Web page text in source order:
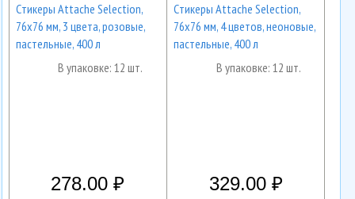
Cтикеры Attache Selection,
76х76 мм, 3 цвета, розовые,
пастельные, 400 л
В упаковке: 12 шт.
278.00
Cтикеры Attache Selection,
76х76 мм, 4 цветов, неоновые,
пастельные, 400 л
В упаковке: 12 шт.
329.00